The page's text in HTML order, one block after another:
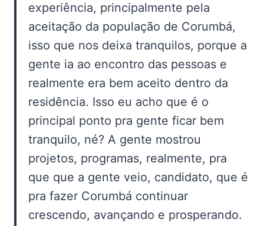
experiência, principalmente pela
aceitação da população de Corumbá,
isso que nos deixa tranquilos, porque a
gente ia ao encontro das pessoas e
realmente era bem aceito dentro da
residência. Isso eu acho que é o
principal ponto pra gente ficar bem
tranquilo, né? A gente mostrou
projetos, programas, realmente, pra
que que a gente veio, candidato, que é
pra fazer Corumbá continuar
crescendo, avançando e prosperando.